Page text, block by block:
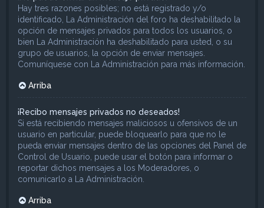
Hay tres razones posibles; no está registrado y/o
identificado, La Administración del foro ha deshabilitado la
opción de mensajes privados para todos los usuarios, o
bien La Administración ha deshabilitado para usted, o su
grupo de usuarios, la opción de enviar mensajes.
Comuníquese con La Administración para más información.
Arriba
¡Recibo mensajes privados no deseados!
Si está recibiendo mensajes maliciosos u ofensivos de un
usuario en particular, puede bloquearlo para que no le
pueda enviar mensajes dentro de las opciones del Panel de
Control de Usuario, puede usar el botón para informar o
reportar dichos mensajes a los Moderadores, o
comunicarlo a La Administración.
Arriba